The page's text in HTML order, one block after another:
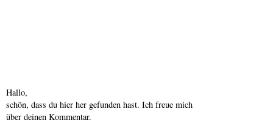
Hallo,
schön, dass du hier her gefunden hast. Ich freue mich
über deinen Kommentar.